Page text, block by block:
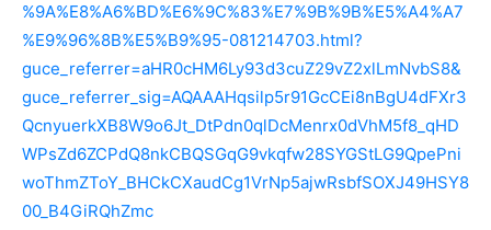
%9A%E8%A6%BD%E6%9C%83%E7%9B%9B%E5%A4%A7
%E9%96%8B%E5%B9%95-081214703.html?
guce_referrer=aHR0cHM6Ly93d3cuZ29vZ2xlLmNvbS8&
guce_referrer_sig=AQAAAHqsilp5r91GcCEi8nBgU4dFXr3
QcnyuerkXB8W9o6Jt_DtPdn0qlDcMenrx0dVhM5f8_qHD
WPsZd6ZCPdQ8nkCBQSGqG9vkqfw28SYGStLG9QpePni
woThmZToY_BHCkCXaudCg1VrNp5ajwRsbfSOXJ49HSY8
00_B4GiRQhZmc